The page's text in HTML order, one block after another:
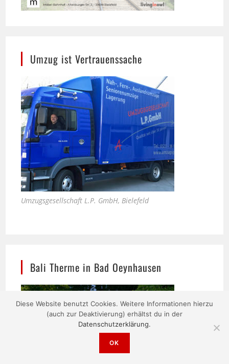
Umzugsgesellschaft L.P. GmbH, Bielefeld
Diese Website benutzt Cookies. Weitere Informationen hierzu
(auch zur Deaktivierung) erhältst du in der
Datenschutzerklärung.
OK